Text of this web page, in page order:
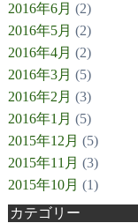
2016年6月 (2)
2016年5月 (2)
2016年4月 (2)
2016年3月 (5)
2016年2月 (3)
2016年1月 (5)
2015年12月 (5)
2015年11月 (3)
2015年10月 (1)
カテゴリー